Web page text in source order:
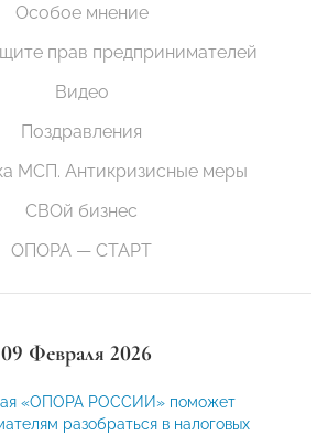
Особое мнение
прав предпринимателей
Видео
Поздравления
МСП. Антикризисные меры
СВОй бизнес
ОПОРА — СТАРТ
09 Февраля 2026
«ОПОРА РОССИИ» поможет
разобраться в налоговых